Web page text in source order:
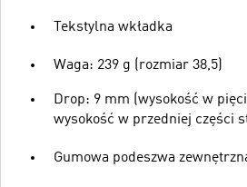
Tekstylna wkładka
Waga: 239 g (rozmiar 38,5)
Drop: 9 mm (wysokość w
wysokość w przedniej części
Gumowa podeszwa